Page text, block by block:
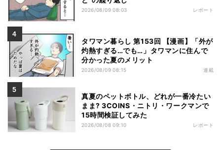
2026/08/09 08:03 レポート
タワマン暮らし 第153回 【漫画】「外が
灼熱すぎる…でも…」タワマンに住んで
分かった夏のメリット
2026/08/09 08:15 連載
真夏のペットボトル、どれが一番冷たい
まま? 3COINS・ニトリ・ワークマンで
15時間検証してみた
2026/08/08 09:10 レポート